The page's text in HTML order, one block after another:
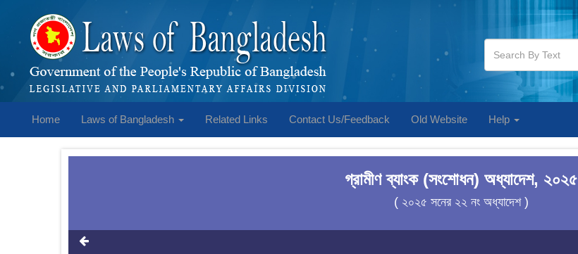
Home Laws of Bangladesh Related Links Contact Us/Feedback Old Website Help
গ্রামীণ ব্যাংক (সংশোধন) অধ্যাদেশ, ২০২৫
( ২০২৫ সনের ২২ নং অধ্যাদেশ )